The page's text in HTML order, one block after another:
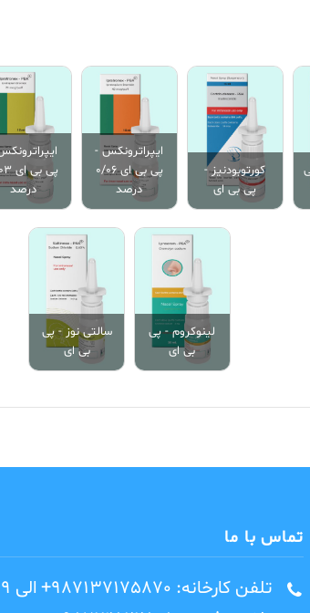
کورتوبودنیز -
پی بی ای
ایپراترونکس -
پی بی ای 0/06
درصد
پی بی
درصد
لینوکروم - پی
بی ای
سالتی نوز - پی
بی ای
تماس با ما
تلفن کارخانه: 987137175870+ الی 79